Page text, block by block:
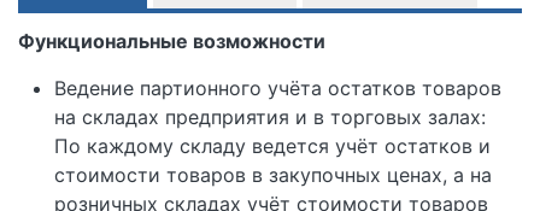
Функциональные возможности
Ведение партионного учёта остатков товаров
на складах предприятия и в торговых залах:
По каждому складу ведется учёт остатков и
стоимости товаров в закупочных ценах, а на
розничных складах учёт стоимости товаров